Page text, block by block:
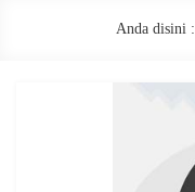
Anda disini :